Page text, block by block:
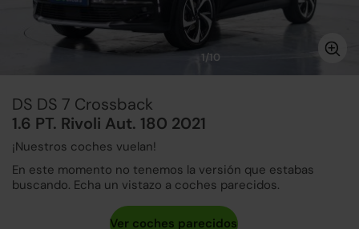
1/10
DS DS 7 Crossback
1.6 PT. Rivoli Aut. 180 2021
¡Nuestros coches vuelan!
En este momento no tenemos la versión que estabas
buscando. Echa un vistazo a coches parecidos.